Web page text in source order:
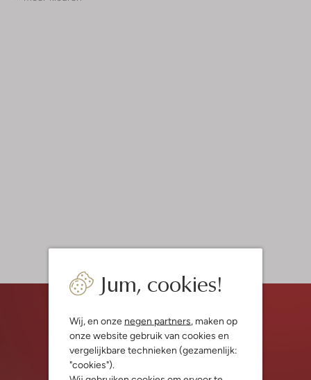
Jum, cookies!
Wij, en onze negen partners, maken op
onze website gebruik van cookies en
vergelijkbare technieken (gezamenlijk:
"cookies").